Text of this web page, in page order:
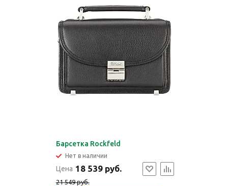
Барсетка Rockfeld
Нет в наличии
Цена 18 539 руб.
21 549 руб.